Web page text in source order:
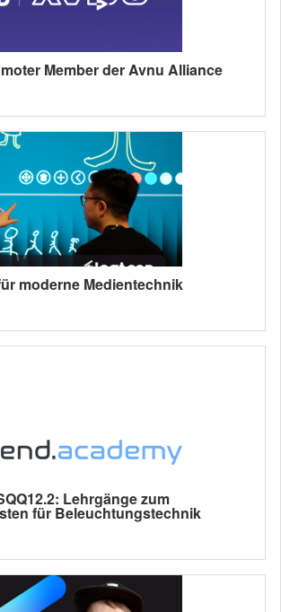
Member der Avnu Alliance
moderne Medientechnik
Lehrgänge zum
für Beleuchtungstechnik